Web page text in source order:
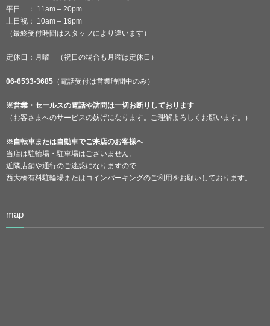
平日 ： 11am – 20pm
土日祝： 10am – 19pm
（最終受付時間はスタッフにより違います）
定休日：月曜 （祝日の場合も月曜は定休日）
06-6533-3685 （電話受付は営業時間中のみ）
※営業・セールスの電話や訪問は一切お断りしております
（お客さまへのサービスの妨げになります。ご理解よろしくお願います。）
※自転車または自動車でご来店のお客様へ
当店は駐輪場・駐車場はございません。
近隣店舗や通行のご迷惑になりますので
西大橋有料駐輪場またはコインパーキングのご利用をお願いしております。
map